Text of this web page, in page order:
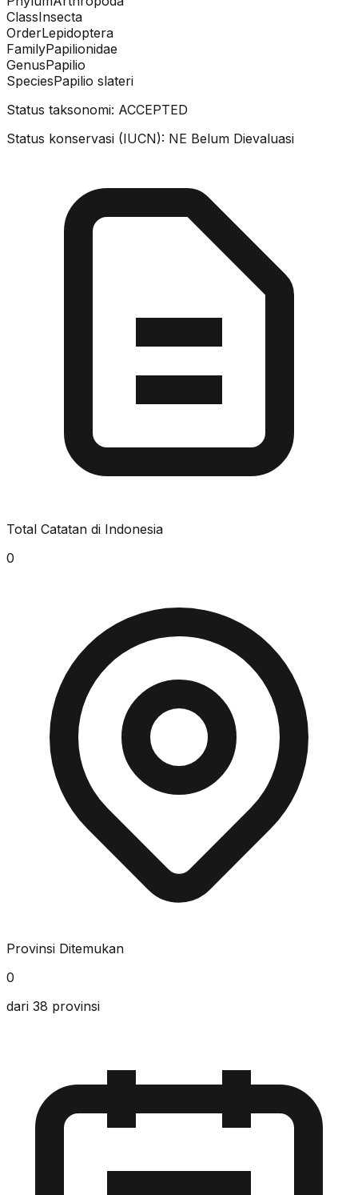
ClassInsecta
OrderLepidoptera
FamilyPapilionidae
GenusPapilio
SpeciesPapilio slateri
Status taksonomi: ACCEPTED
Status konservasi (IUCN): NE Belum Dievaluasi
Total Catatan di Indonesia
0
Provinsi Ditemukan
0
dari 38 provinsi